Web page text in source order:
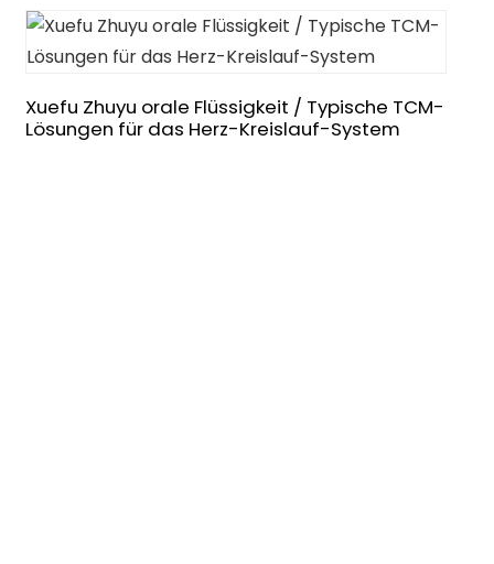
Xuefu Zhuyu orale Flüssigkeit / Typische TCM-
Lösungen für das Herz-Kreislauf-System